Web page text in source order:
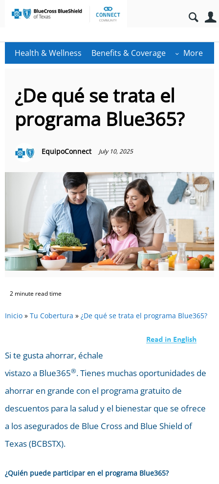
Health & Wellness Benefits & Coverage More
¿De qué se trata el
programa Blue365?
EquipoConnect July 10, 2025
2 minute read time
Inicio » Tu Cobertura » ¿De qué se trata el programa Blue365?
Si te gusta ahorrar, échale
vistazo a Blue365®. Tienes muchas oportunidades de
ahorrar en grande con el programa gratuito de
descuentos para la salud y el bienestar que se ofrece
a los asegurados de Blue Cross and Blue Shield of
Texas (BCBSTX).
¿Quién puede participar en el programa Blue365?